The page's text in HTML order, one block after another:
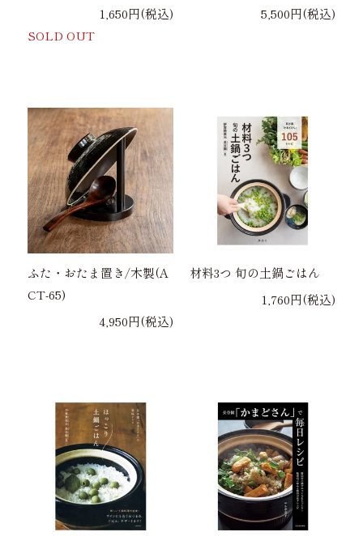
1,650円(税込)
SOLD OUT
5,500円(税込)
ふた・おたま置き/木製(A
CT-65)
4,950円(税込)
材料3つ 旬の土鍋ごはん
1,760円(税込)